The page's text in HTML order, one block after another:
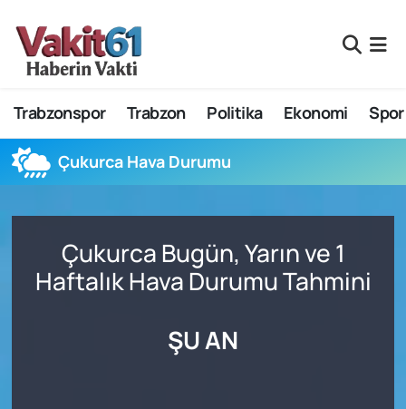
Trabzonspor Trabzon Politika Ekonomi Spor
Çukurca Hava Durumu
Çukurca Bugün, Yarın ve 1
Haftalık Hava Durumu Tahmini
ŞU AN
Nöbetçi Eczaneler
Hava Durumu
Namaz Vakitleri
Süper Lig Puan Durumu ve Fikstür
Son Dakika Haberleri